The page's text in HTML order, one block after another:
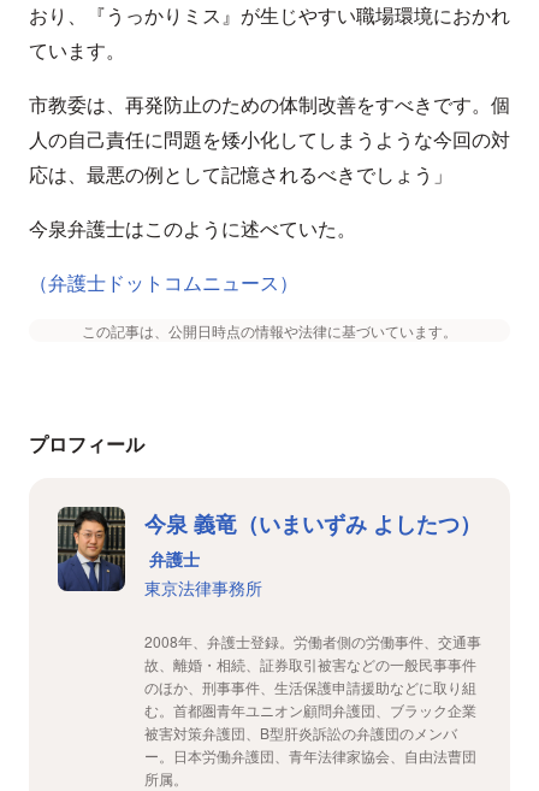
おり、『うっかりミス』が生じやすい職場環境におかれ
ています。
市教委は、再発防止のための体制改善をすべきです。個
人の自己責任に問題を矮小化してしまうような今回の対
応は、最悪の例として記憶されるべきでしょう」
今泉弁護士はこのように述べていた。
（弁護士ドットコムニュース）
この記事は、公開日時点の情報や法律に基づいています。
プロフィール
今泉 義竜（いまいずみ よしたつ）
弁護士
東京法律事務所
2008年、弁護士登録。労働者側の労働事件、交通事
故、離婚・相続、証券取引被害などの一般民事事件
のほか、刑事事件、生活保護申請援助などに取り組
む。首都圏青年ユニオン顧問弁護団、ブラック企業
被害対策弁護団、B型肝炎訴訟の弁護団のメンバ
ー。日本労働弁護団、青年法律家協会、自由法曹団
所属。